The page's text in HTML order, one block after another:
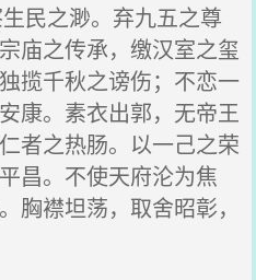
民之渺。弃九五之尊
庙之传承，缴汉室之玺
揽千秋之谤伤；不恋一
康。素衣出郭，无帝王
者之热肠。以一己之荣
昌。不使天府沦为焦
胸襟坦荡，取舍昭彰，